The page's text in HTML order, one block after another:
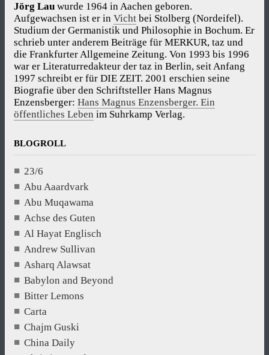
Jörg Lau wurde 1964 in Aachen geboren.
Aufgewachsen ist er in Vicht bei Stolberg (Nordeifel).
Studium der Germanistik und Philosophie in Bochum. Er
schrieb unter anderem Beiträge für MERKUR, taz und
die Frankfurter Allgemeine Zeitung. Von 1993 bis 1996
war er Literaturredakteur der taz in Berlin, seit Anfang
1997 schreibt er für DIE ZEIT. 2001 erschien seine
Biografie über den Schriftsteller Hans Magnus
Enzensberger: Hans Magnus Enzensberger. Ein
öffentliches Leben im Suhrkamp Verlag.
BLOGROLL
23/6
Abu Aaardvark
Abu Muqawama
Achse des Guten
Al Hayat Englisch
Andrew Sullivan
Asharq Alawsat
Babylon and Beyond
Bitter Lemons
Carta
Chajm Guski
China Daily